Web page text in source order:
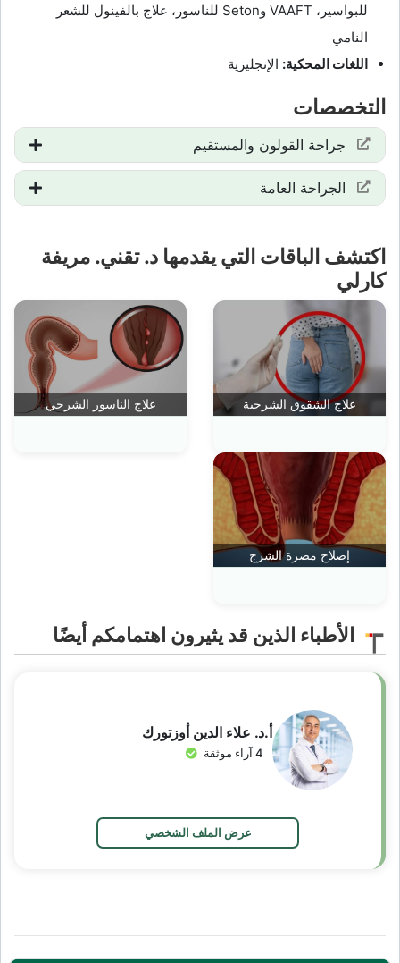
للبواسير، VAAFT وSeton للناسور، علاج بالفينول للشعر
النامي
اللغات المحكية: الإنجليزية
التخصصات
جراحة القولون والمستقيم
الجراحة العامة
اكتشف الباقات التي يقدمها د. تقني. مريفة
كارلي
علاج الشقوق الشرجية علاج الناسور الشرجي
إصلاح مصرة الشرج
الأطباء الذين قد يثيرون اهتمامكم أيضًا
أ.د. علاء الدين أوزتورك
4 آراء موثقة
عرض الملف الشخصي